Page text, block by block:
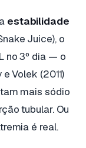
estabilidade
Juice), o
no 3º dia — o
Volek (2011)
mais sódio
tubular. Ou
é real.